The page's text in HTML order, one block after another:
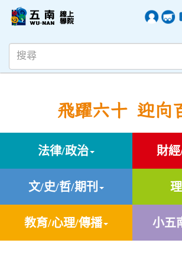
飛躍六十 迎向
法律/政治 財
文/史/哲/期刊
教育/心理/傳播 小五